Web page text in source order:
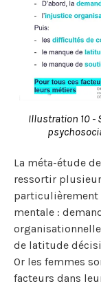
Illustration 10 -
La méta-étude
ressortir
particulièrement
mentale :
de latitude
Or les femmes
facteurs dans